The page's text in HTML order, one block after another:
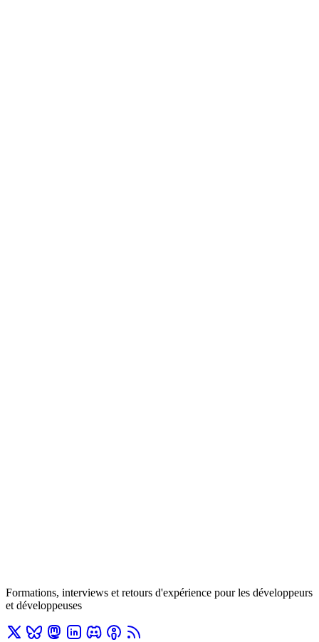
Formations, interviews et retours d'expérience pour les développeurs
et développeuses